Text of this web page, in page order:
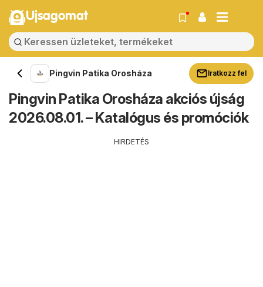
Ujsagomat
Pingvin Patika Orosháza Iratkozz fel
Pingvin Patika Orosháza akciós újság
2026.08.01. – Katalógus és promóciók
HIRDETÉS